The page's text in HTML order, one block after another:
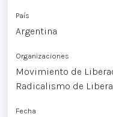
País
Argentina
Organizaciones
Movimiento de
Radicalismo de
Fecha